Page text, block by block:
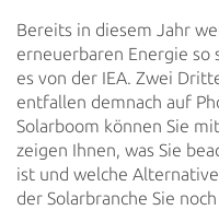
Bereits in diesem Jahr
erneuerbaren Energie so
es von der IEA. Zwei
entfallen demnach auf
Solarboom können Sie mit
zeigen Ihnen, was Sie
ist und welche
der Solarbranche Sie